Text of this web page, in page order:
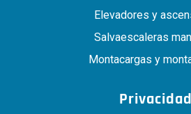
Elevadores y
Salvaescaleras
Montacargas y
Privacidad